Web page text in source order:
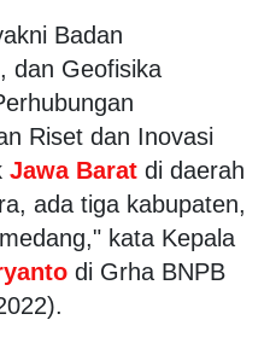
Badan
dan Geofisika
Riset dan Inovasi
Jawa Barat di daerah
ada tiga kabupaten,
kata Kepala
di Grha BNPB